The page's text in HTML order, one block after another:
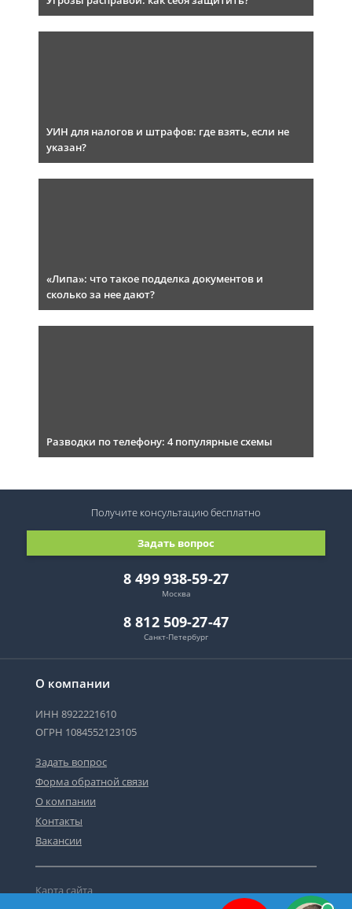
УИН для налогов и штрафов: где взять, если не
указан?
«Липа»: что такое подделка документов и
сколько за нее дают?
Разводки по телефону: 4 популярные схемы
О компании
ИНН 8922221610
ОГРН 1084552123105
Задать вопрос
Форма обратной связи
О компании
Контакты
Вакансии
Карта сайта
8 499 938-59-27
Москва
8 812 509-27-47
Санкт-Петербург
Задать вопрос
Получите консультациюбесплатно